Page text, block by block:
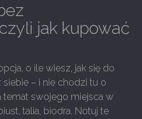
jak kupować
o ile wiesz, jak się do
– i nie chodzi tu o
temat swojego miejsca w
talia, biodra. Notuj te